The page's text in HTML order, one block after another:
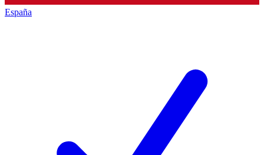
España